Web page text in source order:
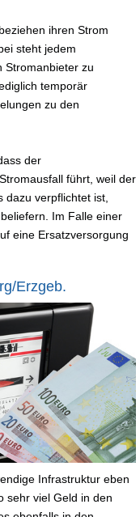
ihren Strom
steht jedem
Stromanbieter zu
temporär
zu den
der
führt, weil der
verpflichtet ist,
Im Falle einer
eine Ersatzversorgung
Erzgeb.
Infrastruktur eben
sehr viel Geld in den